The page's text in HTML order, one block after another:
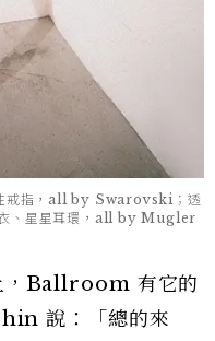
戒指，all by Swarovski；透
、星星耳環，all by Mugler
，Ballroom 有它的
說：「總的來